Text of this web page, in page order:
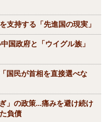
支持する「先進国の現実」
国政府と「ウイグル族」
国民が首相を直接選べな
」の政策...痛みを避け続け
負債